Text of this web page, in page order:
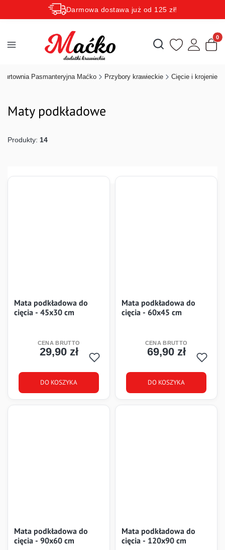
Darmowa dostawa już od 125 zł!
Otwórz wyszukiwarkę
Hurtownia Pasmanteryjna Maćko Przybory krawieckie Cięcie i krojenie
Maty podkładowe
Produkty: 14
Mata podkładowa do
cięcia - 45x30 cm
Cena
29,90 zł
DO KOSZYKA
Mata podkładowa do
cięcia - 60x45 cm
Cena
69,90 zł
DO KOSZYKA
Mata podkładowa do
cięcia - 90x60 cm
Mata podkładowa do
cięcia - 120x90 cm